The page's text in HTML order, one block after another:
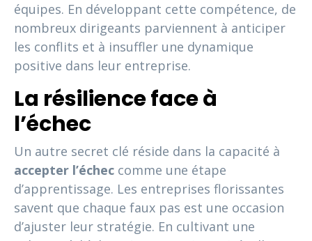
équipes. En développant cette compétence, de
nombreux dirigeants parviennent à anticiper
les conflits et à insuffler une dynamique
positive dans leur entreprise.
La résilience face à
l’échec
Un autre secret clé réside dans la capacité à
accepter l’échec comme une étape
d’apprentissage. Les entreprises florissantes
savent que chaque faux pas est une occasion
d’ajuster leur stratégie. En cultivant une